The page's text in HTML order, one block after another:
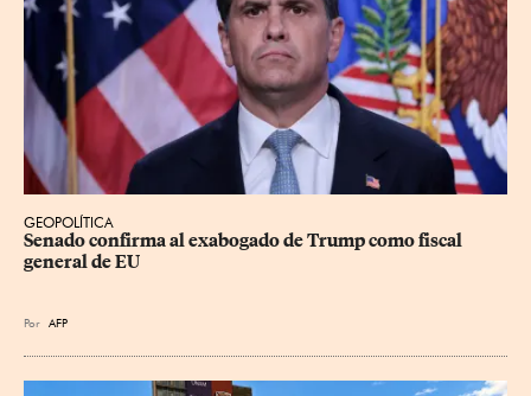
GEOPOLÍTICA
Senado confirma al exabogado de Trump como fiscal
general de EU
Por AFP